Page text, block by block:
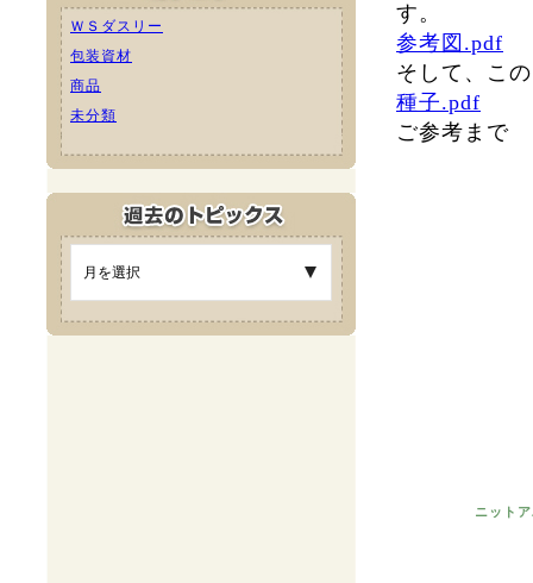
ＷＳダスリー
包装資材
商品
未分類
す。
参考図.pdf
そして、こ
種子.pdf
ご参考まで
ニット